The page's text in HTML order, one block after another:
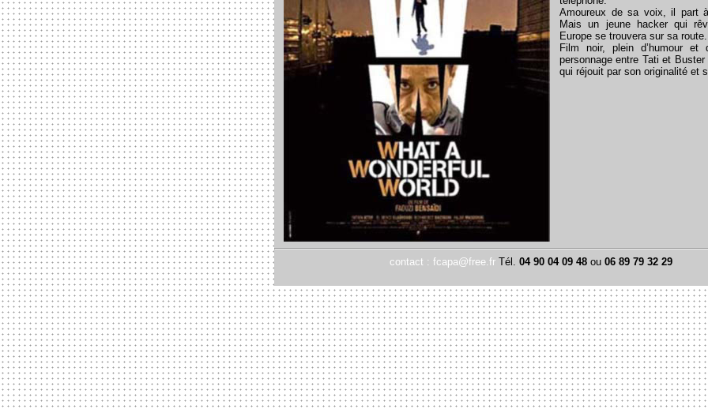
Amoureux de sa voix, il part
Mais un jeune hacker qui
Europe se trouvera sur sa
Film noir, plein d’humour et
personnage entre Tati et
qui réjouit par son originalité et
contact : fcapa@free.fr Tél. 04 90 04 09 48 ou 06 89 79 32 29